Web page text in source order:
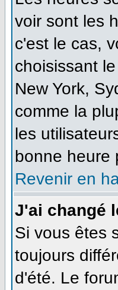
voir sont les
c'est le cas,
choisissant
New York,
comme la
les
bonne heure
Revenir en
J'ai changé
Si vous êtes
toujours
d'été. Le